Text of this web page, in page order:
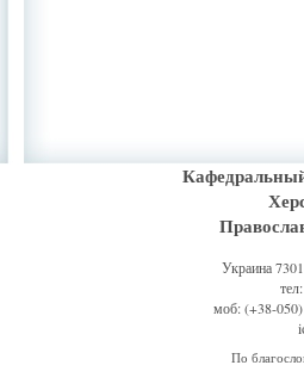
Украина
моб: (+38-
По